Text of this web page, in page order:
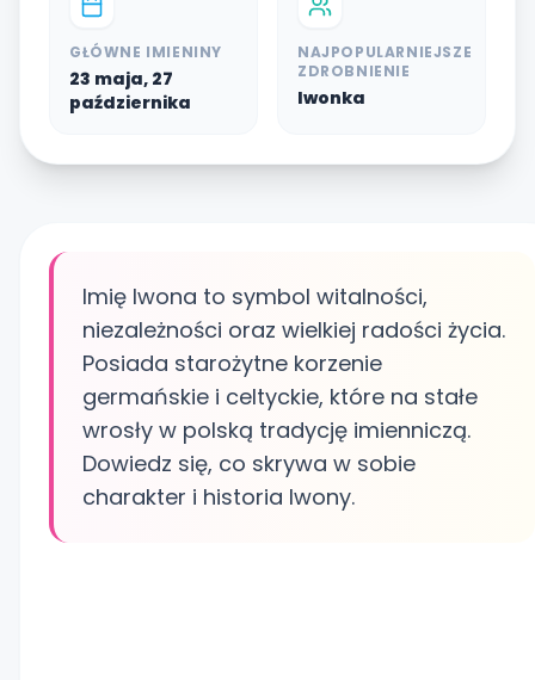
GŁÓWNE IMIENINY
23 maja, 27
października
NAJPOPULARNIEJSZE
ZDROBNIENIE
Iwonka
Imię Iwona to symbol witalności,
niezależności oraz wielkiej radości życia.
Posiada starożytne korzenie
germańskie i celtyckie, które na stałe
wrosły w polską tradycję imienniczą.
Dowiedz się, co skrywa w sobie
charakter i historia Iwony.